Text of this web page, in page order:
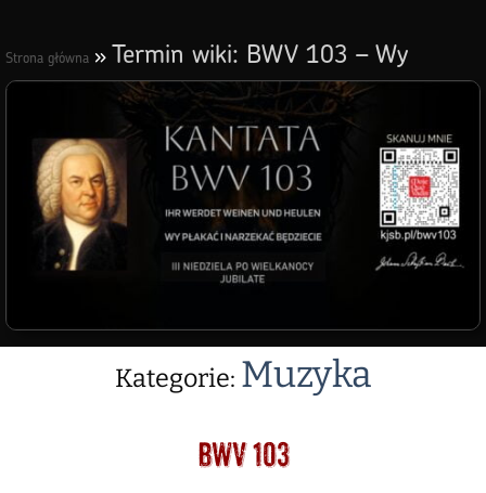
Strona główna » Termin wiki: BWV 103 – Wy
płakać i narzekać będziecie
Kategorie: Muzyka
BWV 103